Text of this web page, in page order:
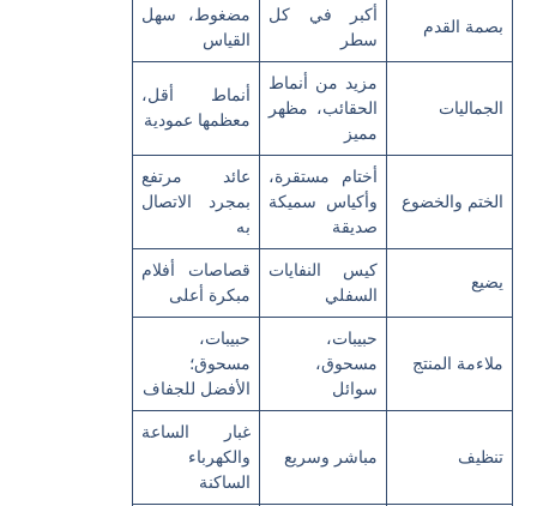
بصمة القدم
أكبر في كل
سطر
مضغوط، سهل
القياس
الجماليات
مزيد من أنماط
الحقائب، مظهر
مميز
أنماط أقل،
معظمها عمودية
الختم والخضوع
أختام مستقرة،
وأكياس سميكة
صديقة
عائد مرتفع
بمجرد الاتصال
يضيع
كيس النفايات
السفلي
قصاصات أفلام
مبكرة أعلى
ملاءمة المنتج
حبيبات،
مسحوق،
سوائل
حبيبات،
مسحوق؛
الأفضل للجفاف
تنظيف مباشر وسريع
غبار الساعة
والكهرباء
الساكنة